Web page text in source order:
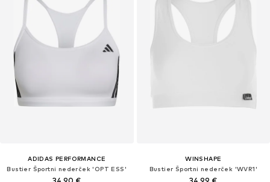
ADIDAS PERFORMANCE
Bustier Športni nederček 'OPT ESS'
WINSHAPE
Bustier Športni nederček 'WVR1'